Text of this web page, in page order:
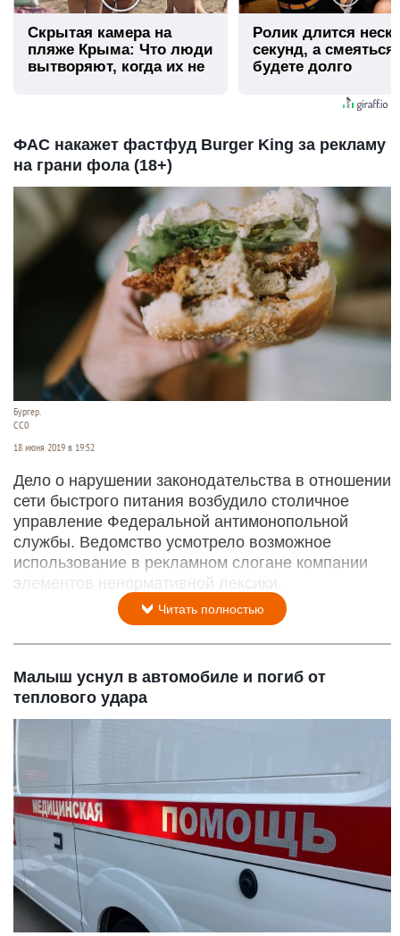
Скрытая камера на
пляже Крыма: Что люди
вытворяют, когда их не
Ролик длится
секунд, а
будете долго
ФАС накажет фастфуд Burger King за рекламу
на грани фола (18+)
Бургер.
СС0
18 июня 2019 в 19:52
Дело о нарушении законодательства в отношении
сети быстрого питания возбудило столичное
управление Федеральной антимонопольной
службы. Ведомство усмотрело возможное
использование в рекламном слогане компании
элементов ненормативной лексики.
Читать полностью
Малыш уснул в автомобиле и погиб от
теплового удара